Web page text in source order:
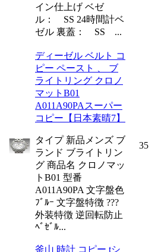
イン仕上げ ベゼ
ル： SS 24時間計ベ
ゼル 裏蓋： SS ...
ディーゼル ベルト コ
ピー ペースト 、 ブ
ライトリング クロノ
マットB01
A011A90PAスーパー
コピー【日本素晴7】
タイプ 新品メンズ ブ
ランド ブライトリン
グ 商品名 クロノマッ
トB01 型番
A011A90PA 文字盤色
ﾌﾞﾙｰ 文字盤特徴 ???
外装特徴 逆回転防止
ﾍﾞｾﾞﾙ...
35
釜山 時計 コピー tシ